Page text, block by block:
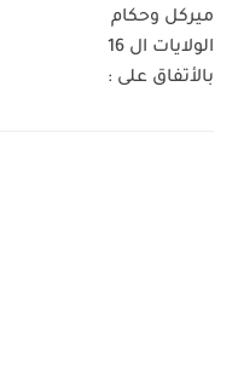
ميركل وحكام
الولايات ال 16
بالأتفاق على :